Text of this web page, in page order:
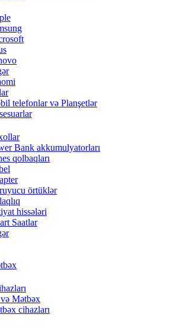
telefonlar və Planşetlər
Bank akkumulyatorları
qolbaqları
örtüklər
hissələri
Saatlar
Mətbəx
cihazları